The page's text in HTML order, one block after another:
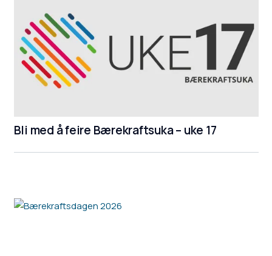
Bli med å feire Bærekraftsuka – uke 17